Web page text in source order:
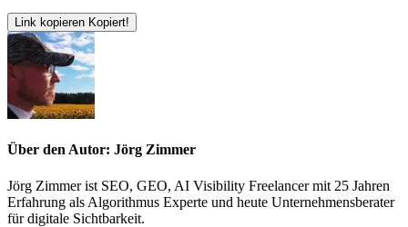
Link kopieren Kopiert!
Über den Autor: Jörg Zimmer
Jörg Zimmer ist SEO, GEO, AI Visibility Freelancer mit 25 Jahren
Erfahrung als Algorithmus Experte und heute Unternehmensberater
für digitale Sichtbarkeit.